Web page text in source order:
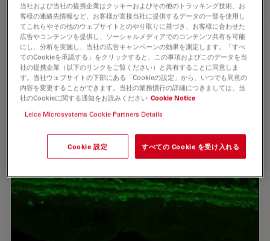
当社および当社の提携企業はクッキーおよびその他のトラッキング技術、お
客様の連絡先情報など、お客様が直接当社に提供するデータの一部を使用し
てこれらやその他のウェブサイトとのやり取りに基づき、お客様に合わせた
広告やコンテンツを提供し、ソーシャルメディアでのコンテンツ共有を可能
にし、分析を実施し、当社の広告キャンペーンの効果を測定します。「すべ
てのCookieを承認する」をクリックすると、この事項およびこのデータを当
社の提携企業（以下のリンクをご覧ください）と共有することに同意しま
す。当社ウェブサイトの下部にある「Cookieの設定」から、いつでも同意の
内容を変更することができます。当社の業務慣行の詳細につきましては、当
社のCookieに関する通知をお読みください Cookie Notice
Leica Microsystems Cookie Partners Details
Cookie 設定 すべての Cookie を受け入れる